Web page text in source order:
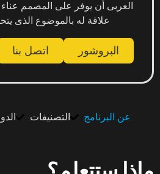
العربى أن يوفر على المصمم
اتصل بنا البروشور
التصنيفات عن البرنامج